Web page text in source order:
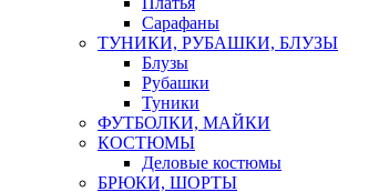
Сарафаны
ТУНИКИ, РУБАШКИ, БЛУЗЫ
Блузы
Рубашки
Туники
ФУТБОЛКИ, МАЙКИ
КОСТЮМЫ
Деловые костюмы
БРЮКИ, ШОРТЫ